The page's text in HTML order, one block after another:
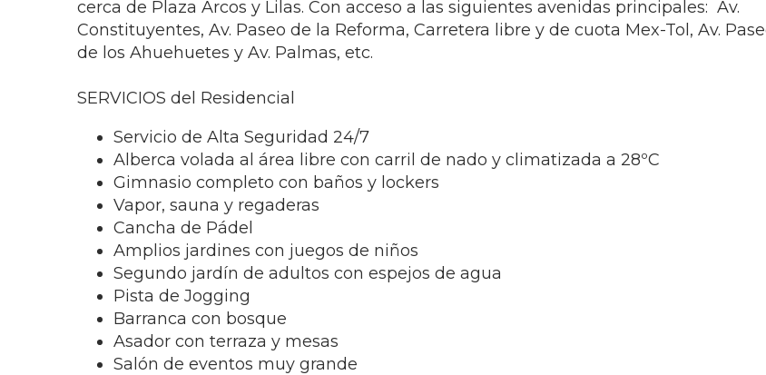
cerca de Plaza Arcos y Lilas. Con acceso a las siguientes avenidas principales: Av.
Constituyentes, Av. Paseo de la Reforma, Carretera libre y de cuota Mex-Tol, Av.
de los Ahuehuetes y Av. Palmas, etc.
SERVICIOS del Residencial
Servicio de Alta Seguridad 24/7
Alberca volada al área libre con carril de nado y climatizada a 28ºC
Gimnasio completo con baños y lockers
Vapor, sauna y regaderas
Cancha de Pádel
Amplios jardines con juegos de niños
Segundo jardín de adultos con espejos de agua
Pista de Jogging
Barranca con bosque
Asador con terraza y mesas
Salón de eventos muy grande